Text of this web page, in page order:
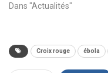
Dans "Actualités"
Croix rouge ébola